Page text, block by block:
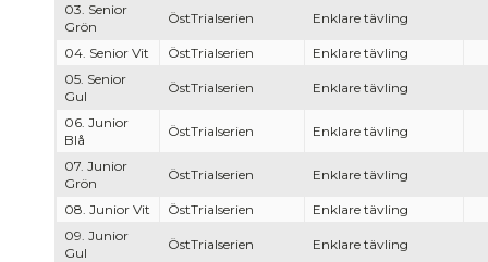
03. Senior
Grön
ÖstTrialserien Enklare tävling
04. Senior Vit ÖstTrialserien
Enklare tävling
05. Senior
Gul
ÖstTrialserien Enklare tävling
06. Junior
Blå
ÖstTrialserien Enklare tävling
07. Junior
Grön
ÖstTrialserien Enklare tävling
08. Junior Vit ÖstTrialserien
Enklare tävling
09. Junior
Gul
ÖstTrialserien Enklare tävling